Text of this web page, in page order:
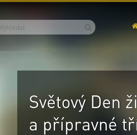
Světový Den
a přípravné